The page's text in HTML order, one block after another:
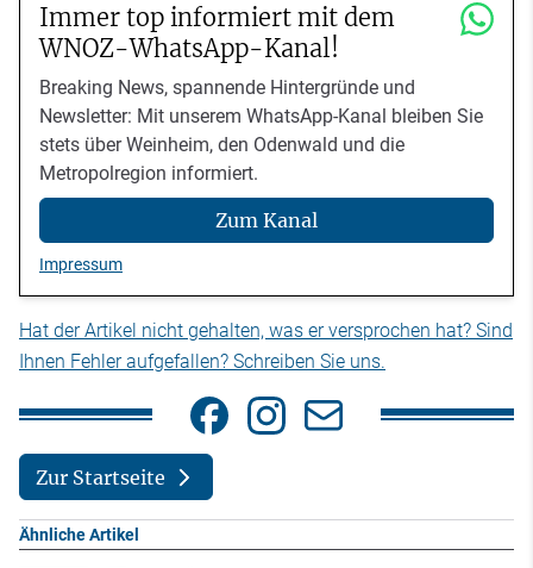
Immer top informiert mit dem
WNOZ-WhatsApp-Kanal!
Breaking News, spannende Hintergründe und
Newsletter: Mit unserem WhatsApp-Kanal bleiben Sie
stets über Weinheim, den Odenwald und die
Metropolregion informiert.
Zum Kanal
Impressum
Hat der Artikel nicht gehalten, was er versprochen hat? Sind
Ihnen Fehler aufgefallen? Schreiben Sie uns.
Zur Startseite
Ähnliche Artikel